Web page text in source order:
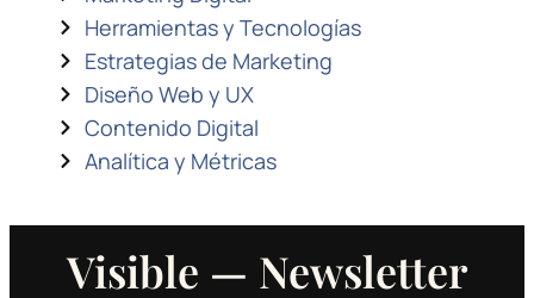
Herramientas y Tecnologías
Estrategias de Marketing
Diseño Web y UX
Contenido Digital
Analítica y Métricas
Visible — Newsletter